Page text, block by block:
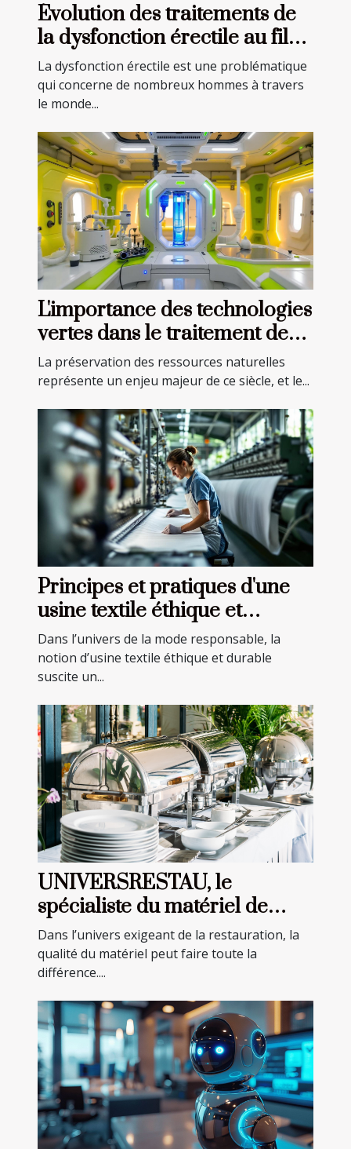
Évolution des traitements de
la dysfonction érectile au fil
des années
La dysfonction érectile est une problématique
qui concerne de nombreux hommes à travers
le monde...
L'importance des technologies
vertes dans le traitement de
l'eau
La préservation des ressources naturelles
représente un enjeu majeur de ce siècle, et le...
Principes et pratiques d'une
usine textile éthique et
durable
Dans l’univers de la mode responsable, la
notion d’usine textile éthique et durable
suscite un...
UNIVERSRESTAU, le
spécialiste du matériel de
restauration professionnel
Dans l’univers exigeant de la restauration, la
qualité du matériel peut faire toute la
différence....